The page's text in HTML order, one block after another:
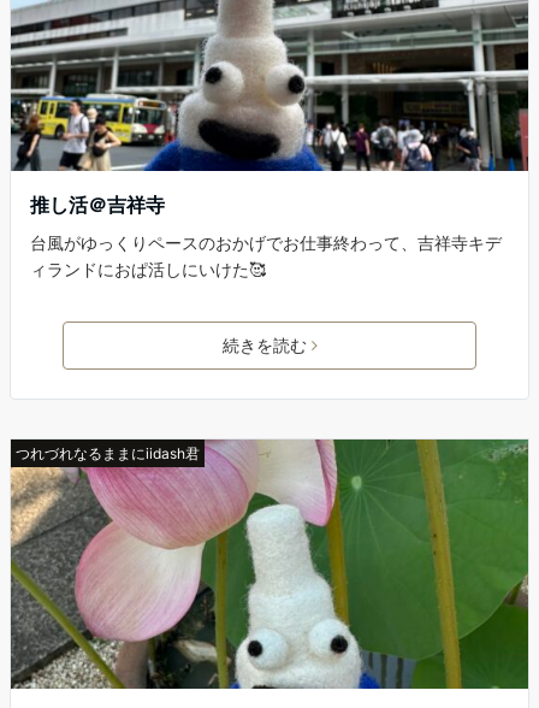
推し活＠吉祥寺
台風がゆっくりペースのおかげでお仕事終わって、吉祥寺キデ
ィランドにおぱ活しにいけた🥰
続きを読む
つれづれなるままにiidash君